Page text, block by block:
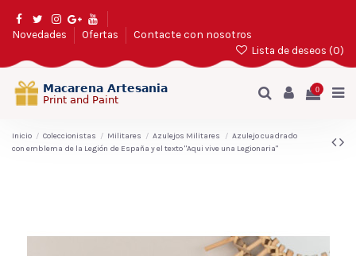
Novedades Ofertas
Contacte con nosotros
Lista de deseos (0)
0
Inicio Coleccionistas Militares Azulejos Militares
Azulejo cuadrado
con emblema de la Legión de España y el texto "Aqui vive una Legionaria"